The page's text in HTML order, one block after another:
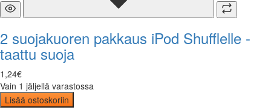
2 suojakuoren pakkaus iPod Shufflelle -
taattu suoja
1 ,24€
Vain 1 jäljellä varastossa
Lisää ostoskoriin